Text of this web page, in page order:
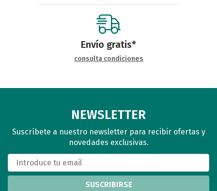
Envío gratis*
consulta condiciones
NEWSLETTER
Suscríbete a nuestro newsletter para recibir ofertas y
novedades exclusivas.
SUSCRIBIRSE